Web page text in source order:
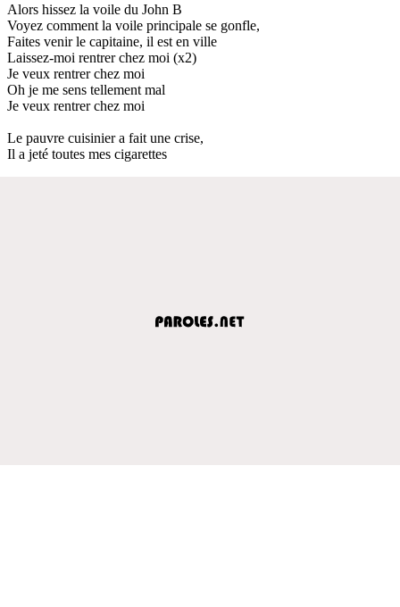
Alors hissez la voile du John B
Voyez comment la voile principale se gonfle,
Faites venir le capitaine, il est en ville
Laissez-moi rentrer chez moi (x2)
Je veux rentrer chez moi
Oh je me sens tellement mal
Je veux rentrer chez moi
Le pauvre cuisinier a fait une crise,
Il a jeté toutes mes cigarettes